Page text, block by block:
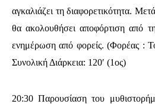
αγκαλιάζει τη διαφορετικότητα.
θα ακολουθήσει αποφόρτιση από
ενημέρωση από φορείς. (Φορέας :
Συνολική Διάρκεια: 120′ (1ος)
20:30Παρουσίαση του